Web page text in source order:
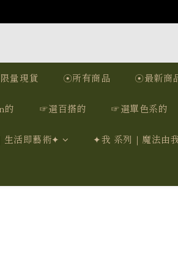
量現貨 ☉所有商品 ☉最新商
的 ☞選百搭的 ☞選單色系的
生活即藝術✦ ✦我 系列｜魔法由